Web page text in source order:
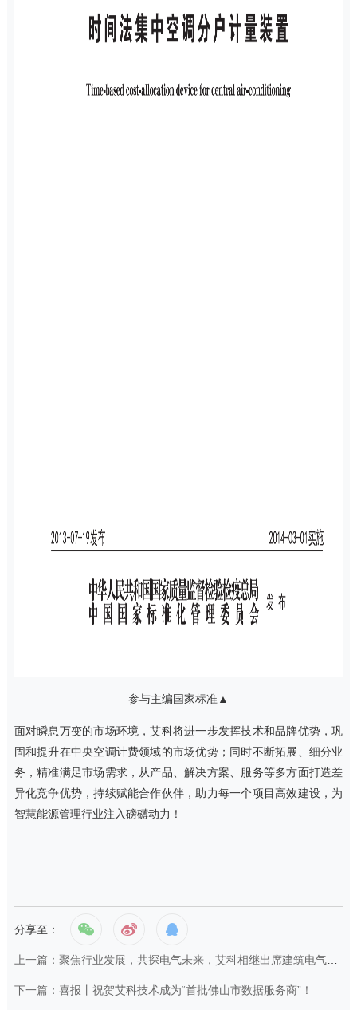
参与主编国家标准▲
面对瞬息万变的市场环境，艾科将进一步发挥技术和品牌优势，巩
固和提升在中央空调计费领域的市场优势；同时不断拓展、细分业
务，精准满足市场需求，从产品、解决方案、服务等多方面打造差
异化竞争优势，持续赋能合作伙伴，助力每一个项目高效建设，为
智慧能源管理行业注入磅礴动力！
分享至：
上一篇：聚焦行业发展，共探电气未来，艾科相继出席建筑电气领域两大年会
下一篇：喜报丨祝贺艾科技术成为“首批佛山市数据服务商”！